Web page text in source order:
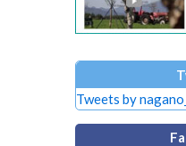
Tweets by